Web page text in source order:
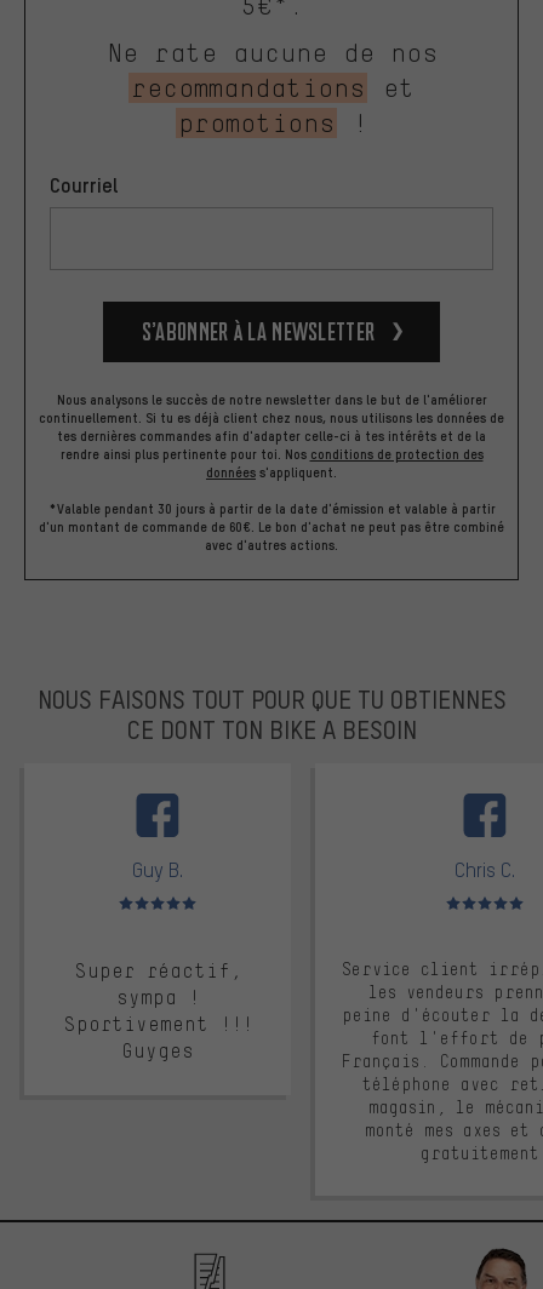
Ne rate aucune de nos
recommandations
et
promotions
!
Courriel
S’abonner à la newsletter
Nous analysons le succès de notre newsletter dans le but de l'améliorer
continuellement. Si tu es déjà client chez nous, nous utilisons les données de
tes dernières commandes afin d'adapter celle-ci à tes intérêts et de la
rendre ainsi plus pertinente pour toi. Nos conditions de protection des
données s'appliquent.
*Valable pendant 30 jours à partir de la date d'émission et valable à partir
d'un montant de commande de 60€. Le bon d'achat ne peut pas être combiné
avec d'autres actions.
NOUS FAISONS TOUT POUR QUE TU OBTIENNES
CE DONT TON BIKE A BESOIN
Guy B.
Note moyenne : 5 sur 5
Super réactif,
sympa !
Sportivement !!!
Guyges
Chris C.
Note moyenne :
Service client
les vendeurs
peine d'écouter la
font l'effort de
Français. Commande
téléphone avec
magasin, le
monté mes axes et